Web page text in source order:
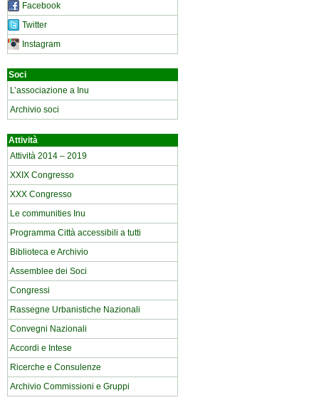
Facebook
Twitter
Instagram
Soci
L’associazione a Inu
Archivio soci
Attività
Attività 2014 – 2019
XXIX Congresso
XXX Congresso
Le communities Inu
Programma Città accessibili a tutti
Biblioteca e Archivio
Assemblee dei Soci
Congressi
Rassegne Urbanistiche Nazionali
Convegni Nazionali
Accordi e Intese
Ricerche e Consulenze
Archivio Commissioni e Gruppi